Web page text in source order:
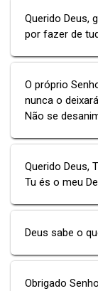
Querido Deus,
por fazer de
O próprio
nunca o
Não se
Querido Deus,
Tu és o meu
Deus sabe o
Obrigado